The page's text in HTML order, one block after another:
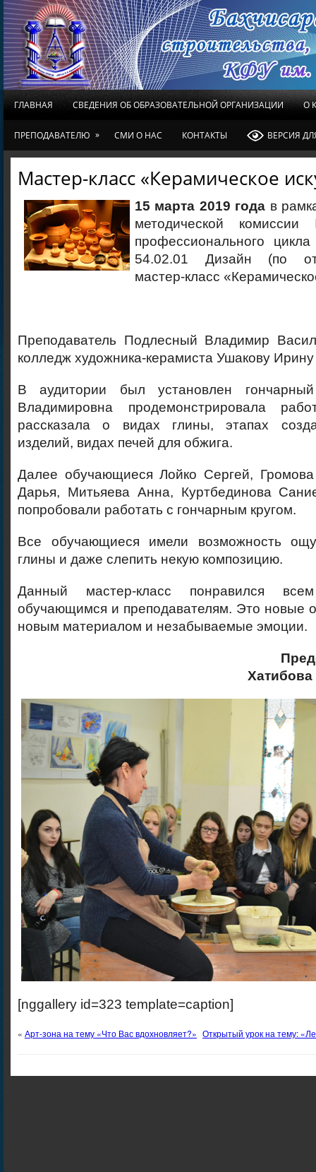
ГЛАВНАЯ СВЕДЕНИЯ ОБ ОБРАЗОВАТЕЛЬНОЙ ОРГАНИЗАЦИИ О
ПРЕПОДАВАТЕЛЮ » СМИ О НАС КОНТАКТЫ ВЕРСИЯ
Мастер-класс «Керамическое
15 марта 2019 года в
методической
профессионального
54.02.01 Дизайн (по
мастер-класс
Преподаватель Подлесный Владимир
колледж художника-керамиста Ушакову
В аудитории был установлен
Владимировна продемонстрировала
рассказала о видах глины, этапах
изделий, видах печей для обжига.
Далее обучающиеся Лойко Сергей,
Дарья, Митьяева Анна, Куртбединова
попробовали работать с гончарным кругом.
Все обучающиеся имели возможность
глины и даже слепить некую композицию.
Данный мастер-класс понравился
обучающимся и преподавателям. Это новые
новым материалом и незабываемые эмоции.
[nggallery id=323 template=caption]
« Арт-зона на тему «Что Вас вдохновляет?» Открытый урок на тему: